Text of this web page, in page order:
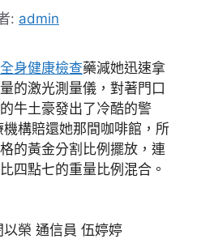
: admin
全身健康檢查藥減她迅速拿
的激光測量儀，對著門口
的牛土豪發出了冷酷的警
構賠還她那間咖啡館，所
的黃金分割比例擺放，連
四點七的重量比例混合。
榮 通信員 伍婷婷